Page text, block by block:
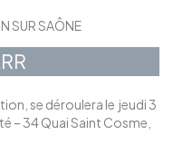
SUR SAÔNE
se déroulera le jeudi 3
– 34 Quai Saint Cosme,